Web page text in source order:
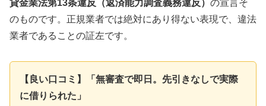
貸金業法第13条違反（返済能力調査義務違反） の宣言そ
のものです。正規業者では絶対にあり得ない表現で、違法
業者であることの証左です。
【良い口コミ】「無審査で即日。先引きなしで実際
に借りられた」